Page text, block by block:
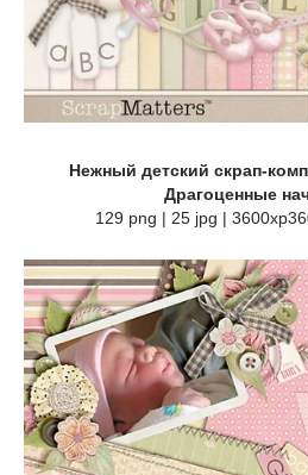
Нежный детский скрап-
Драгоценные
129 png | 25 jpg |